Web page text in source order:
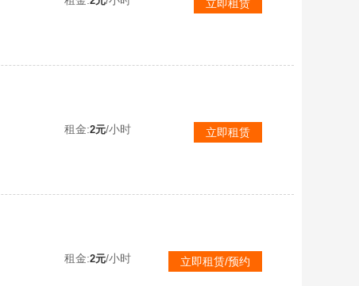
立即租赁
租金:2元/小时 立即租赁
租金:2元/小时 立即租赁/预约